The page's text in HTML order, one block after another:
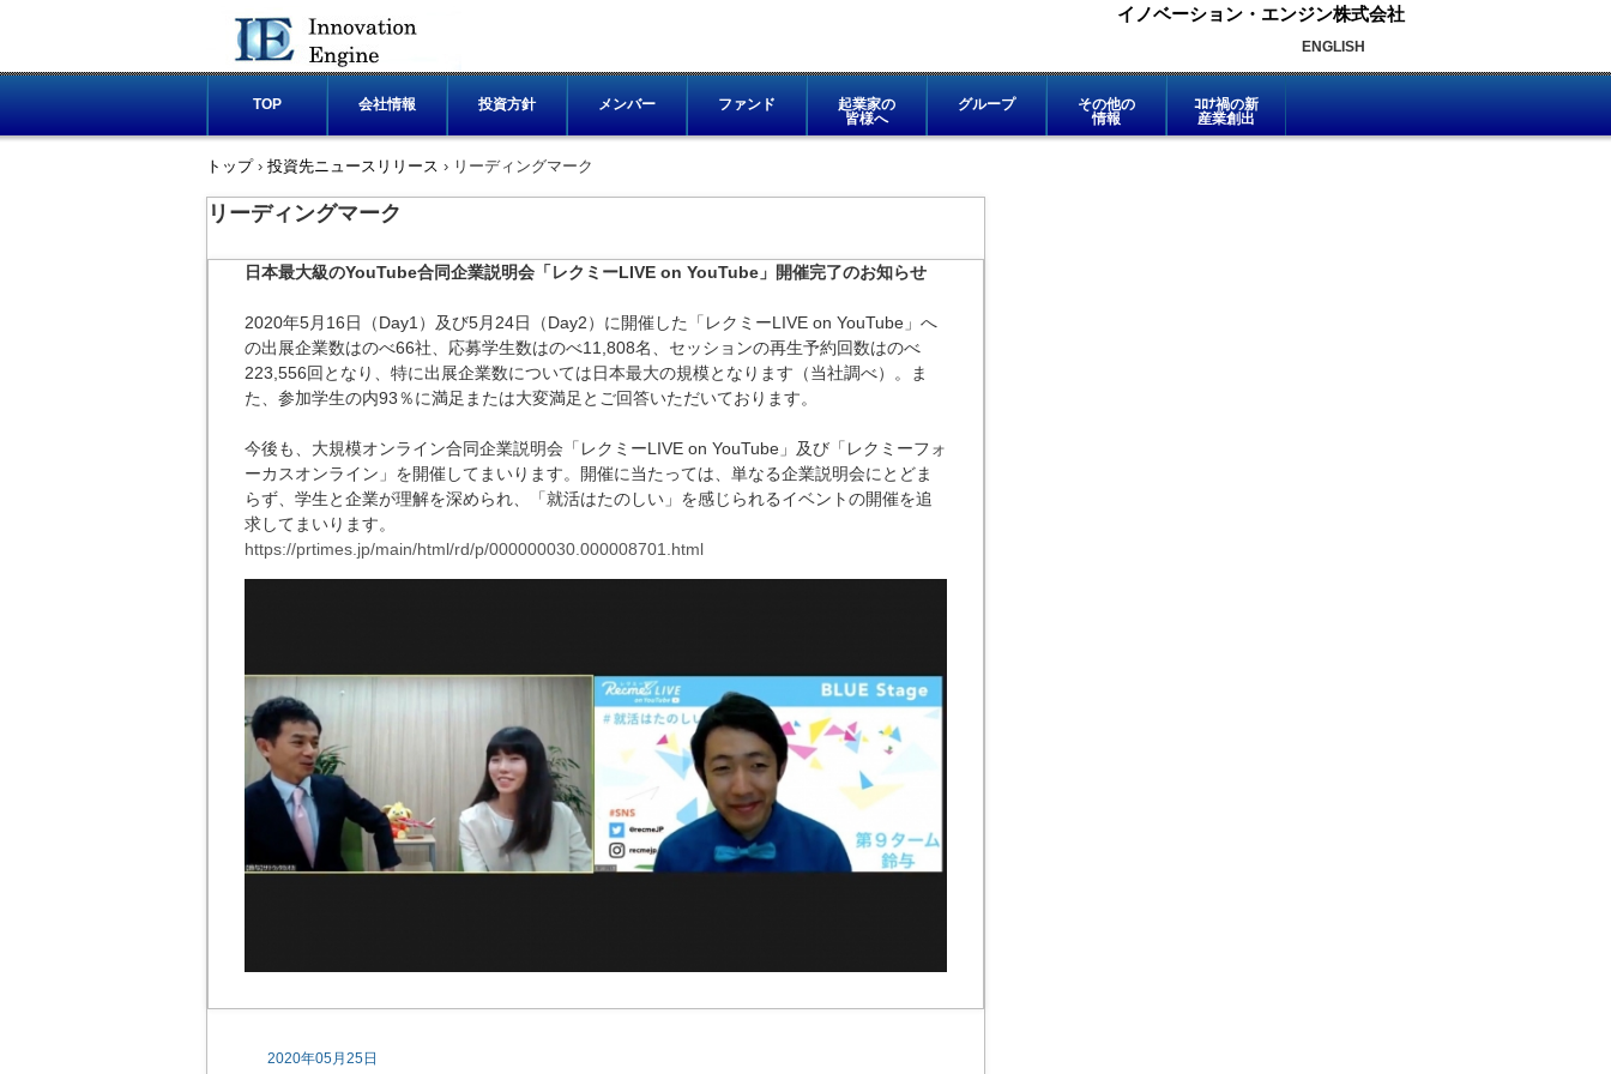
イノベーション・エンジン株式会社
ENGLISH
TOP 会社情報 投資方針 メンバー ファンド
起業家の
皆様へ
グループ
その他の
情報
ｺﾛﾅ禍の新
産業創出
トップ › 投資先ニュースリリース › リーディングマーク
リーディングマーク
日本最大級のYouTube合同企業説明会「レクミーLIVE on YouTube」開催完了のお知らせ
2020年5月16日（Day1）及び5月24日（Day2）に開催した「レクミーLIVE on YouTube」へ
の出展企業数はのべ66社、応募学生数はのべ11,808名、セッションの再生予約回数はのべ
223,556回となり、特に出展企業数については日本最大の規模となります（当社調べ）。ま
た、参加学生の内93％に満足または大変満足とご回答いただいております。
今後も、大規模オンライン合同企業説明会「レクミーLIVE on YouTube」及び「レクミーフォ
ーカスオンライン」を開催してまいります。開催に当たっては、単なる企業説明会にとどま
らず、学生と企業が理解を深められ、「就活はたのしい」を感じられるイベントの開催を追
求してまいります。
https://prtimes.jp/main/html/rd/p/000000030.000008701.html
2020年05月25日